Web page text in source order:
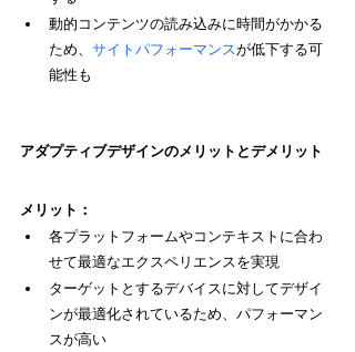
動的コンテンツの読み込みに時間がかかる
ため、 サイトパフォーマンスが低下する可
能性も
アダプティブデザインのメリットとデメリット
メリット：
各プラットフォームやコンテキストに合わ
せて最適なエクスペリエンスを実現
ターゲットとするデバイスに対してデザイ
ンが最適化されているため、パフォーマン
スが高い